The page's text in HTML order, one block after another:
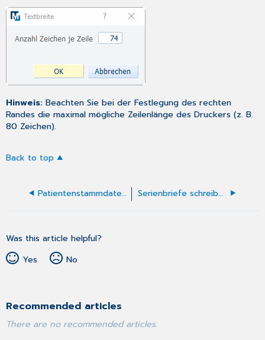
Hinweis:Beachten Sie bei der Festlegung des rechten
Randes die maximal mögliche Zeilenlänge des Druckers (z. B.
80 Zeichen).
Back to top
Patientenstammdaten einlesen Serienbriefe schreiben
Was this article helpful?
Yes
No
Recommended articles
There are no recommended articles.